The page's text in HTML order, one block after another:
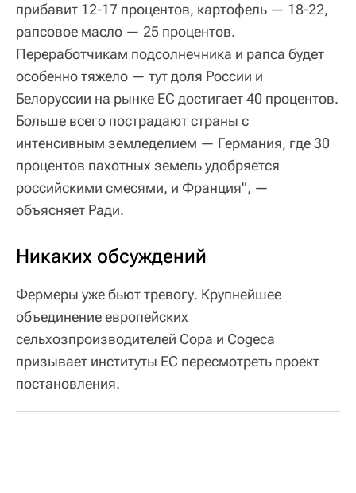
прибавит 12-17 процентов, картофель — 18-22,
рапсовое масло — 25 процентов.
Переработчикам подсолнечника и рапса будет
особенно тяжело — тут доля России и
Белоруссии на рынке ЕС достигает 40 процентов.
Больше всего пострадают страны с
интенсивным земледелием — Германия, где 30
процентов пахотных земель удобряется
российскими смесями, и Франция", —
объясняет Ради.
Никаких обсуждений
Фермеры уже бьют тревогу. Крупнейшее
объединение европейских
сельхозпроизводителей Copa и Cogeca
призывает институты ЕС пересмотреть проект
постановления.